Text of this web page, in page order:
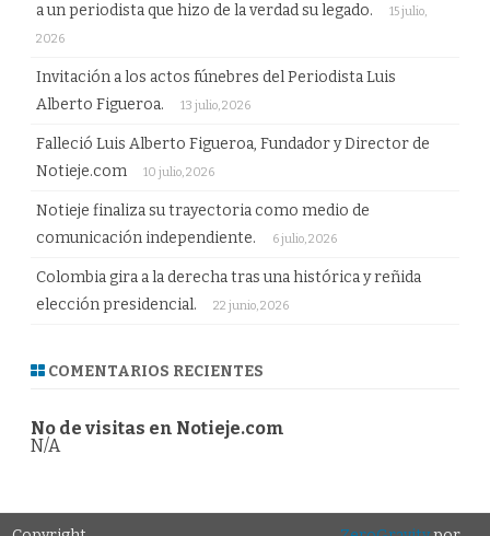
a un periodista que hizo de la verdad su legado.
15 julio,
2026
Invitación a los actos fúnebres del Periodista Luis
Alberto Figueroa.
13 julio, 2026
Falleció Luis Alberto Figueroa, Fundador y Director de
Notieje.com
10 julio, 2026
Notieje finaliza su trayectoria como medio de
comunicación independiente.
6 julio, 2026
Colombia gira a la derecha tras una histórica y reñida
elección presidencial.
22 junio, 2026
COMENTARIOS RECIENTES
No de visitas en Notieje.com
N/A